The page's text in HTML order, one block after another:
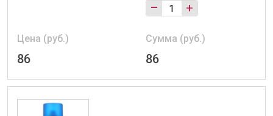
– +
Цена (руб.)
86
Сумма (руб.)
86